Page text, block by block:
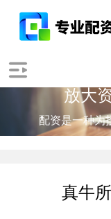
放大
配资是一种为
真牛